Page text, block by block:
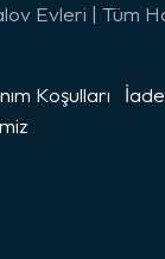
Evleri | Tüm
Koşulları